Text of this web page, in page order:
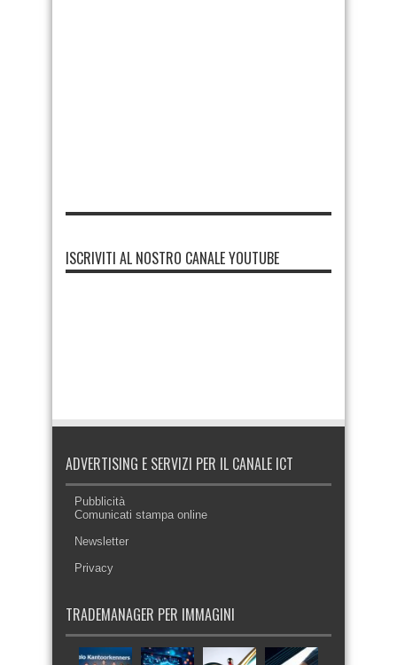
ISCRIVITI AL NOSTRO CANALE YOUTUBE
ADVERTISING E SERVIZI PER IL CANALE ICT
Pubblicità
Comunicati stampa online
Newsletter
Privacy
TRADEMANAGER PER IMMAGINI